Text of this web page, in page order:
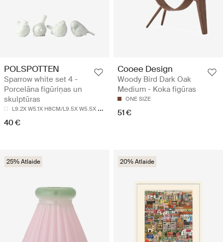
POLSPOTTEN
Sparrow white set 4 -
Porcelāna figūriņas un
skulptūras
L
9.2X W5.1X H8CM/L9.5X W5.5X H6CM/L7X W5X H8CM/L9.2X W5.2X H6CM
40 €
Cooee Design
Woody Bird Dark Oak
Medium - Koka figūras
ONE SIZE
51 €
25% Atlaide 20% Atlaide